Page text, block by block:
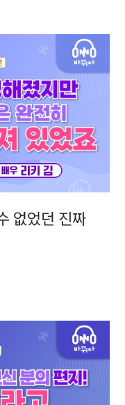
없었던 진짜